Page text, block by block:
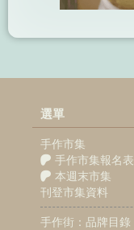
選單
手作市集
手作市集報名表
本週末市集
刊登市集資料
手作街：品牌目錄